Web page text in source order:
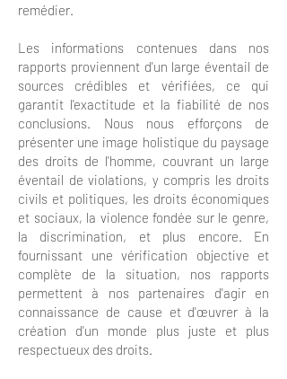
remédier.
Les informations contenues dans nos
rapports proviennent d'un large éventail de
sources crédibles et vérifiées, ce qui
garantit l'exactitude et la fiabilité de nos
conclusions. Nous nous efforçons de
présenter une image holistique du paysage
des droits de l'homme, couvrant un large
éventail de violations, y compris les droits
civils et politiques, les droits économiques
et sociaux, la violence fondée sur le genre,
la discrimination, et plus encore. En
fournissant une vérification objective et
complète de la situation, nos rapports
permettent à nos partenaires d'agir en
connaissance de cause et d'œuvrer à la
création d'un monde plus juste et plus
respectueux des droits.